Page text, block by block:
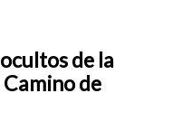
de la
de